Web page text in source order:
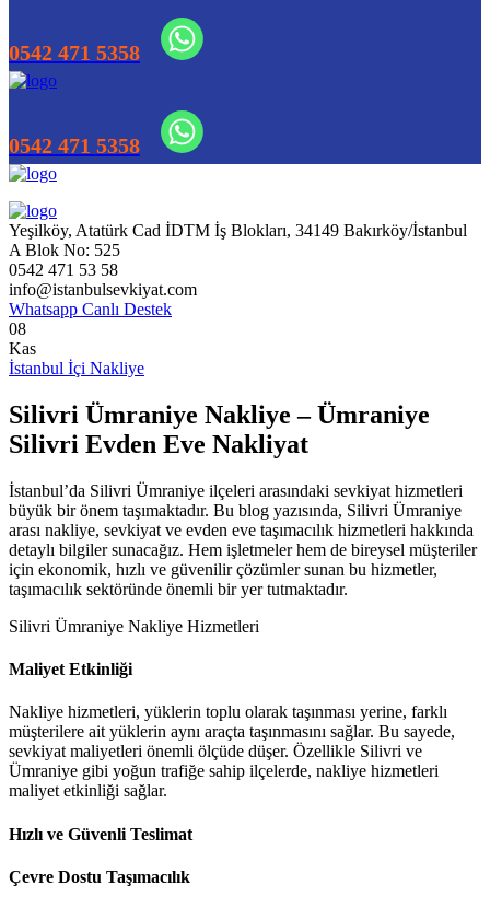
Yeşilköy, Atatürk Cad İDTM İş Blokları, 34149 Bakırköy/İstanbul
A Blok No: 525
0542 471 53 58
info@istanbulsevkiyat.com
Whatsapp Canlı Destek
08
Kas
İstanbul İçi Nakliye
Silivri Ümraniye Nakliye – Ümraniye
Silivri Evden Eve Nakliyat
İstanbul’da Silivri Ümraniye ilçeleri arasındaki sevkiyat hizmetleri
büyük bir önem taşımaktadır. Bu blog yazısında, Silivri Ümraniye
arası nakliye, sevkiyat ve evden eve taşımacılık hizmetleri hakkında
detaylı bilgiler sunacağız. Hem işletmeler hem de bireysel müşteriler
için ekonomik, hızlı ve güvenilir çözümler sunan bu hizmetler,
taşımacılık sektöründe önemli bir yer tutmaktadır.
Silivri Ümraniye Nakliye Hizmetleri
Maliyet Etkinliği
Nakliye hizmetleri, yüklerin toplu olarak taşınması yerine, farklı
müşterilere ait yüklerin aynı araçta taşınmasını sağlar. Bu sayede,
sevkiyat maliyetleri önemli ölçüde düşer. Özellikle Silivri ve
Ümraniye gibi yoğun trafiğe sahip ilçelerde, nakliye hizmetleri
maliyet etkinliği sağlar.
Hızlı ve Güvenli Teslimat
Çevre Dostu Taşımacılık